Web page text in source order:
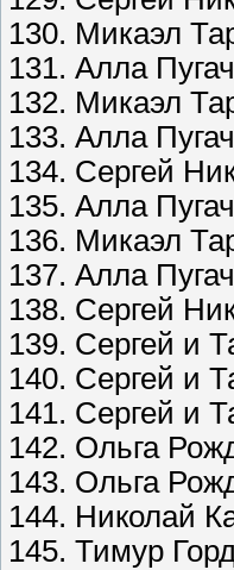
130. Микаэл
131. Алла
132. Микаэл
133. Алла
134. Сергей
135. Алла
136. Микаэл
137. Алла
138. Сергей
139. Сергей и
140. Сергей и
141. Сергей и
142. Ольга
143. Ольга
144. Николай
145. Тимур